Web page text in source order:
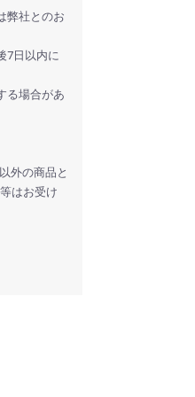
弊社とのお
7日以内に
る場合があ
外の商品と
はお受け